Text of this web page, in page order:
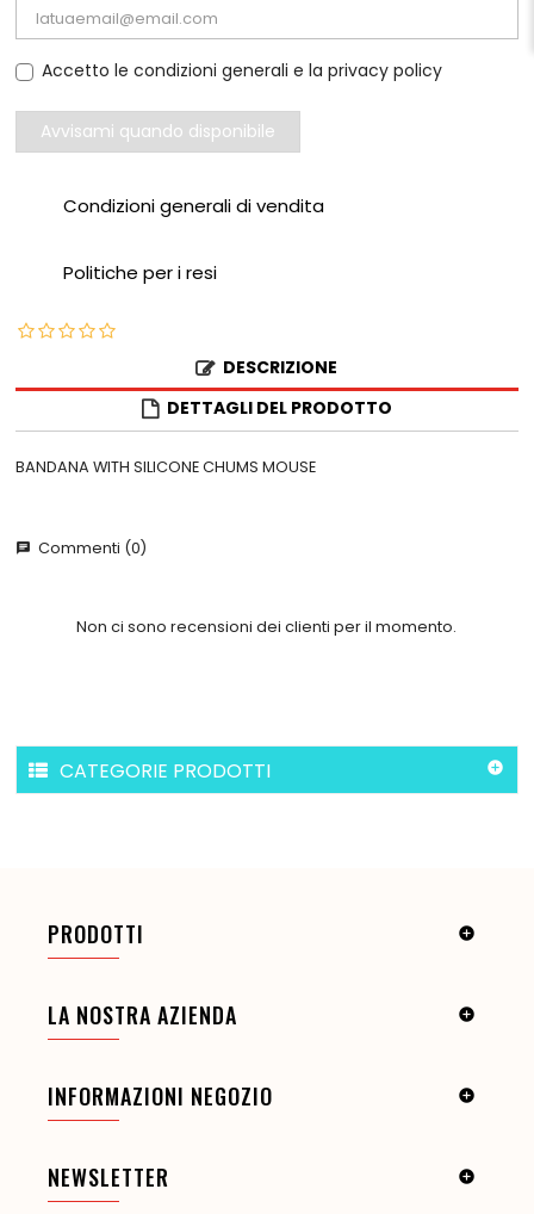
Accetto le condizioni generali e la privacy policy
Avvisami quando disponibile
Condizioni generali di vendita
Politiche per i resi
DESCRIZIONE
DETTAGLI DEL PRODOTTO
BANDANA WITH SILICONE CHUMS MOUSE
chat Commenti (0)
Non ci sono recensioni dei clienti per il momento.
CATEGORIE PRODOTTI 
PRODOTTI 
LA NOSTRA AZIENDA 
INFORMAZIONI NEGOZIO 
NEWSLETTER 